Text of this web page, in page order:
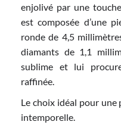
enjolivé par une
est composée d’une
ronde de 4,5
diamants de 1,1
sublime et lui
raffinée.
Le choix idéal pour une
intemporelle.